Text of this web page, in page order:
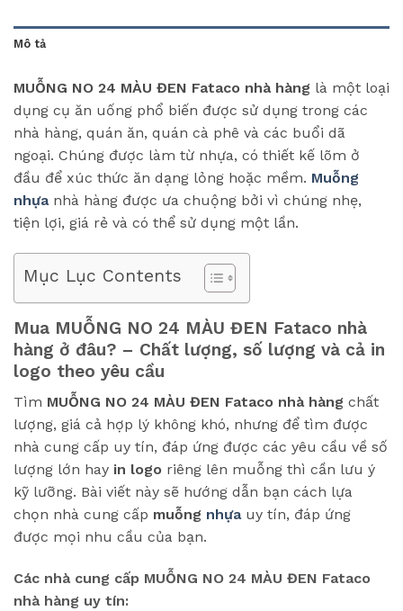
Mô tả
MUỖNG NO 24 MÀU ĐEN Fataco nhà hàng là một loại
dụng cụ ăn uống phổ biến được sử dụng trong các
nhà hàng, quán ăn, quán cà phê và các buổi dã
ngoại. Chúng được làm từ nhựa, có thiết kế lõm ở
đầu để xúc thức ăn dạng lỏng hoặc mềm. Muỗng
nhựa nhà hàng được ưa chuộng bởi vì chúng nhẹ,
tiện lợi, giá rẻ và có thể sử dụng một lần.
Mục Lục Contents
Mua MUỖNG NO 24 MÀU ĐEN Fataco nhà
hàng ở đâu? – Chất lượng, số lượng và cả in
logo theo yêu cầu
Tìm MUỖNG NO 24 MÀU ĐEN Fataco nhà hàng chất
lượng, giá cả hợp lý không khó, nhưng để tìm được
nhà cung cấp uy tín, đáp ứng được các yêu cầu về số
lượng lớn hay in logo riêng lên muỗng thì cần lưu ý
kỹ lưỡng. Bài viết này sẽ hướng dẫn bạn cách lựa
chọn nhà cung cấp muỗng nhựauy tín, đáp ứng
được mọi nhu cầu của bạn.
Các nhà cung cấp MUỖNG NO 24 MÀU ĐEN Fataco
nhà hàng uy tín: